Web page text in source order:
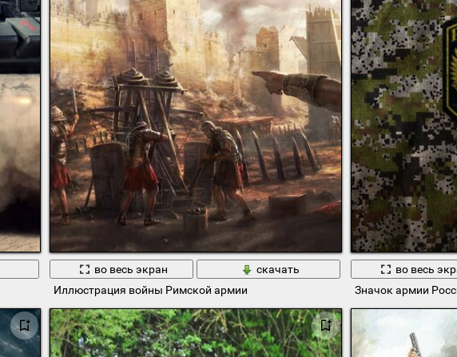
во весь экран
скачать
Иллюстрация войны Римской армии
во весь
Значок армии